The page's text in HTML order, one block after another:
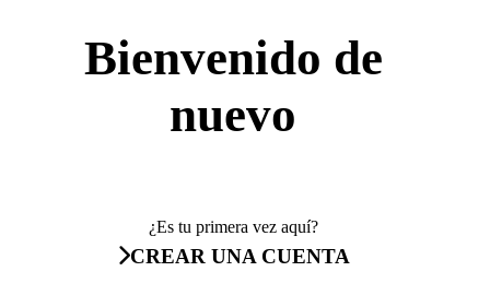
Bienvenido de
nuevo
¿Es tu primera vez aquí?
CREAR UNA CUENTA